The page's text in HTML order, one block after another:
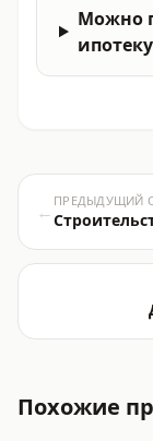
Можно
← ПРЕДЫДУЩИЙ
Похожие